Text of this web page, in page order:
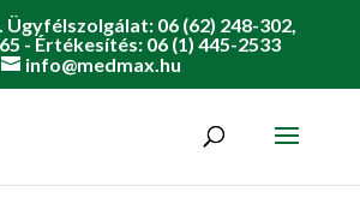
06 (62) 248-302,
- Értékesítés: 06 (1) 445-2533
info@medmax.hu